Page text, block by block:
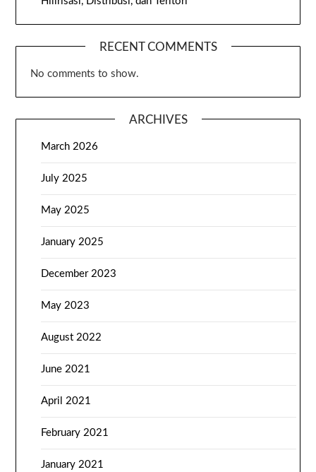
RECENT COMMENTS
No comments to show.
ARCHIVES
March 2026
July 2025
May 2025
January 2025
December 2023
May 2023
August 2022
June 2021
April 2021
February 2021
January 2021